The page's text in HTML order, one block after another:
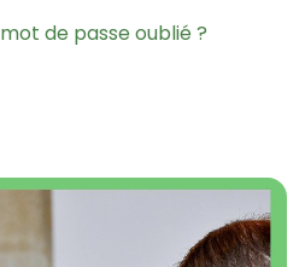
mot de passe oublié ?